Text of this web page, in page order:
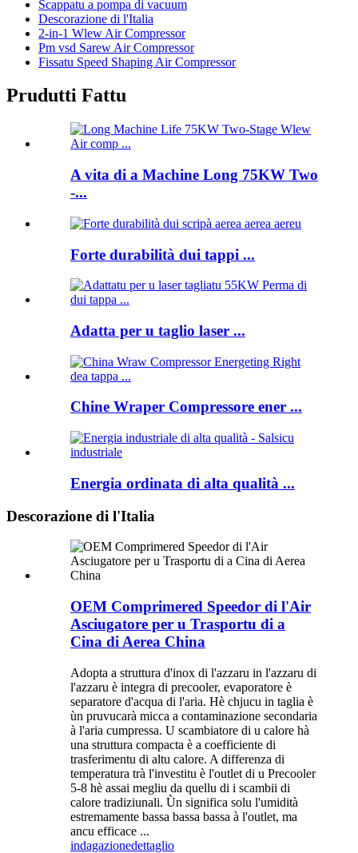
Scappatu a pompa di vacuum
Descorazione di l'Italia
2-in-1 Wlew Air Compressor
Pm vsd Sarew Air Compressor
Fissatu Speed ​​Shaping Air Compressor
Prudutti Fattu
A vita di a Machine Long 75KW Two
-...
Forte durabilità dui tappi ...
Adatta per u taglio laser ...
Chine Wraper Compressore ener ...
Energia ordinata di alta qualità ...
Descorazione di l'Italia
OEM Comprimered Speedor di l'Air
Asciugatore per u Trasportu di a
Cina di Aerea China
Adopta a struttura d'inox di l'azzaru in l'azzaru di
l'azzaru è integra di precooler, evaporatore è
separatore d'acqua di l'aria. Hè chjucu in taglia è
ùn pruvucarà micca a contaminazione secondaria
à l'aria cumpressa. U scambiatore di u calore hà
una struttura compacta è a coefficiente di
trasferimentu di altu calore. A differenza di
temperatura trà l'investitu è ​​l'outlet di u Precooler
5-8 hè assai megliu da quellu di i scambii di
calore tradiziunali. Ùn significa solu l'umidità
estremamente bassa bassa bassa à l'outlet, ma
ancu efficace ...
indagazionedettaglio